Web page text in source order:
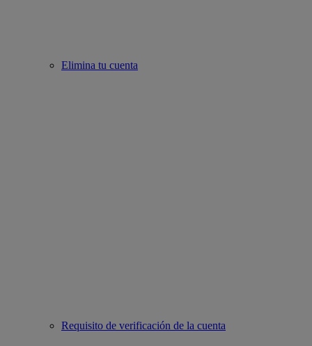
Elimina tu cuenta
Requisito de verificación de la cuenta